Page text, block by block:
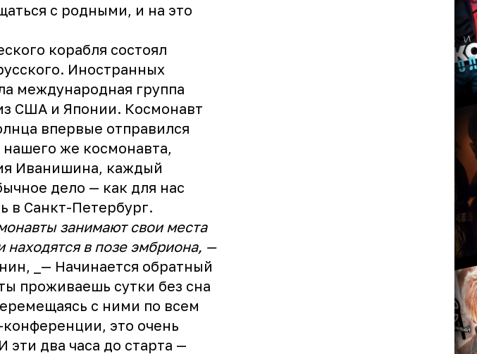
с родными, и на это
корабля состоял
Иностранных
международная группа
США и Японии. Космонавт
впервые отправился
же космонавта,
Иванишина, каждый
дело — как для нас
в Санкт-Петербург.
занимают свои места
находятся в позе эмбриона, —
_— Начинается обратный
проживаешь сутки без сна
с ними по всем
это очень
эти два часа до старта —